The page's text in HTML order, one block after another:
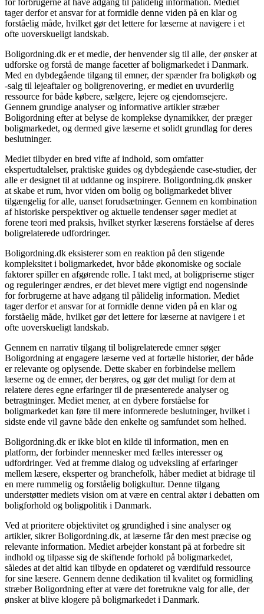
for forbrugerne at have adgang til pålidelig information. Mediet
tager derfor et ansvar for at formidle denne viden på en klar og
forståelig måde, hvilket gør det lettere for læserne at navigere i et
ofte uoverskueligt landskab.
Boligordning.dk er et medie, der henvender sig til alle, der ønsker at
udforske og forstå de mange facetter af boligmarkedet i Danmark.
Med en dybdegående tilgang til emner, der spænder fra boligkøb og
-salg til lejeaftaler og boligrenovering, er mediet en uvurderlig
ressource for både købere, sælgere, lejere og ejendomsejere.
Gennem grundige analyser og informative artikler stræber
Boligordning efter at belyse de komplekse dynamikker, der præger
boligmarkedet, og dermed give læserne et solidt grundlag for deres
beslutninger.
Mediet tilbyder en bred vifte af indhold, som omfatter
ekspertudtalelser, praktiske guides og dybdegående case-studier, der
alle er designet til at uddanne og inspirere. Boligordning.dk ønsker
at skabe et rum, hvor viden om bolig og boligmarkedet bliver
tilgængelig for alle, uanset forudsætninger. Gennem en kombination
af historiske perspektiver og aktuelle tendenser søger mediet at
forene teori med praksis, hvilket styrker læserens forståelse af deres
boligrelaterede udfordringer.
Boligordning.dk eksisterer som en reaktion på den stigende
kompleksitet i boligmarkedet, hvor både økonomiske og sociale
faktorer spiller en afgørende rolle. I takt med, at boligpriserne stiger
og reguleringer ændres, er det blevet mere vigtigt end nogensinde
for forbrugerne at have adgang til pålidelig information. Mediet
tager derfor et ansvar for at formidle denne viden på en klar og
forståelig måde, hvilket gør det lettere for læserne at navigere i et
ofte uoverskueligt landskab.
Gennem en narrativ tilgang til boligrelaterede emner søger
Boligordning at engagere læserne ved at fortælle historier, der både
er relevante og oplysende. Dette skaber en forbindelse mellem
læserne og de emner, der berøres, og gør det muligt for dem at
relatere deres egne erfaringer til de præsenterede analyser og
betragtninger. Mediet mener, at en dybere forståelse for
boligmarkedet kan føre til mere informerede beslutninger, hvilket i
sidste ende vil gavne både den enkelte og samfundet som helhed.
Boligordning.dk er ikke blot en kilde til information, men en
platform, der forbinder mennesker med fælles interesser og
udfordringer. Ved at fremme dialog og udveksling af erfaringer
mellem læsere, eksperter og branchefolk, håber mediet at bidrage til
en mere rummelig og forståelig boligkultur. Denne tilgang
understøtter mediets vision om at være en central aktør i debatten om
boligforhold og boligpolitik i Danmark.
Ved at prioritere objektivitet og grundighed i sine analyser og
artikler, sikrer Boligordning.dk, at læserne får den mest præcise og
relevante information. Mediet arbejder konstant på at forbedre sit
indhold og tilpasse sig de skiftende forhold på boligmarkedet,
således at det altid kan tilbyde en opdateret og værdifuld ressource
for sine læsere. Gennem denne dedikation til kvalitet og formidling
stræber Boligordning efter at være det foretrukne valg for alle, der
ønsker at blive klogere på boligmarkedet i Danmark.